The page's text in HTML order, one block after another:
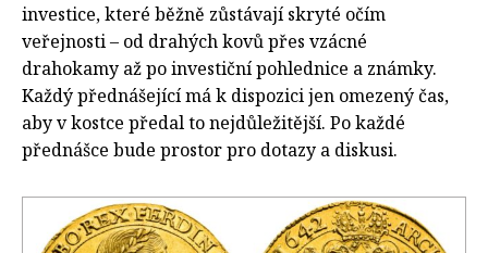
investice, které běžně zůstávají skryté očím
veřejnosti – od drahých kovů přes vzácné
drahokamy až po investiční pohlednice a známky.
Každý přednášející má k dispozici jen omezený čas,
aby v kostce předal to nejdůležitější. Po každé
přednášce bude prostor pro dotazy a diskusi.